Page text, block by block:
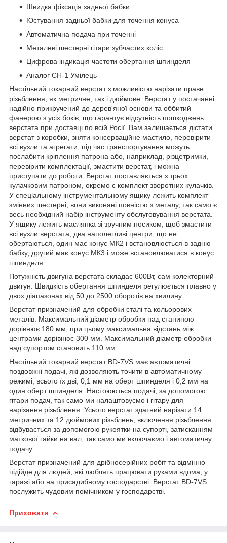
Швидка фіксація задньої бабки
Юстування задньої бабки для точення конуса
Автоматична подача при точенні
Металеві шестерні гітари зубчастих коліс
Цифрова індикація частоти обертання шпинделя
Аналог СН-1 Умілець
Настільний токарний верстат з можливістю нарізати праве
різьблення, як метричне, так і дюймове. Верстат у постачанні
надійно прикручений до дерев'яної основи та оббитий
фанерою з усіх боків, що гарантує відсутність пошкоджень
верстата при доставці по всій Росії. Вам залишається дістати
верстат з коробки, зняти консерваційне мастило, перевірити
всі вузли та агрегати, під час транспортування можуть
послабити кріплення патрона або, наприклад, різцетримки,
перевірити комплектації, змастити верстат, і можна
приступати до роботи. Верстат поставляється з трьох
кулачковим патроном, окремо є комплект зворотних кулачків.
У спеціальному інструментальному ящику лежить комплект
змінних шестерні, вони виконані повністю з металу, так само є
весь необхідний набір інструменту обслуговування верстата.
У ящику лежить маслянка зі зручним носиком, щоб змастити
всі вузли верстата, два наполегливі центри, що не
обертаються, один має конус МК2 і встановлюється в задню
бабку, другий має конус МК3 і може встановлюватися в конус
шпинделя.
Потужність двигуна верстата складає 600Вт, сам колекторний
двигун. Швидкість обертання шпинделя регулюється плавно у
двох діапазонах від 50 до 2500 оборотів на хвилину.
Верстат призначений для обробки сталі та кольорових
металів. Максимальний діаметр обробки над станиною
дорівнює 180 мм, при цьому максимальна відстань між
центрами дорівнює 300 мм. Максимальний діаметр обробки
над супортом становить 110 мм.
Настільний токарний верстат BD-7VS має автоматичні
поздовжні подачі, які дозволяють точити в автоматичному
режимі, всього їх дві, 0,1 мм на оберт шпинделя і 0,2 мм на
один оберт шпинделя. Настоюються подачі, за допомогою
гітари подач, так само ми налаштовуємо і гітару для
нарізання різьблення. Усього верстат здатний нарізати 14
метричних та 12 дюймових різьблень, включення різьблення
відбувається за допомогою рукоятки на супорті, затисканням
маткової гайки на вал, так само ми включаємо і автоматичну
подачу.
Верстат призначений для дрібносерійних робіт та відмінно
підійде для людей, які люблять працювати руками вдома, у
гаражі або на присадибному господарстві. Верстат BD-7VS
послужить чудовим помічником у господарстві.
Приховати